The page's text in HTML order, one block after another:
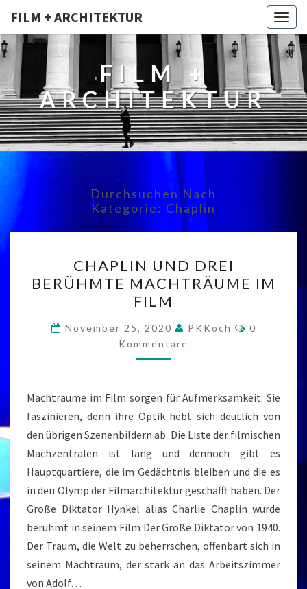
FILM + ARCHITEKTUR
FILM +
ARCHITEKTUR
Durchsuchen Nach
Kategorie: Chaplin
UND
DREI
BERÜHMTE
MACHTRÄUME
IM
FILM
CHAPLIN UND DREI
BERÜHMTE MACHTRÄUME IM
FILM
November 25, 2020 PKKoch
0
Kommentare
Machträume im Film sorgen für Aufmerksamkeit. Sie
faszinieren, denn ihre Optik hebt sich deutlich von
den übrigen Szenenbildern ab. Die Liste der filmischen
Machzentralen ist lang und dennoch gibt es
Hauptquartiere, die im Gedächtnis bleiben und die es
in den Olymp der Filmarchitektur geschafft haben. Der
Große Diktator Hynkel alias Charlie Chaplin wurde
berühmt in seinem Film Der Große Diktator von 1940.
Der Traum, die Welt zu beherrschen, offenbart sich in
seinem Machtraum, der stark an das Arbeitszimmer
von Adolf…